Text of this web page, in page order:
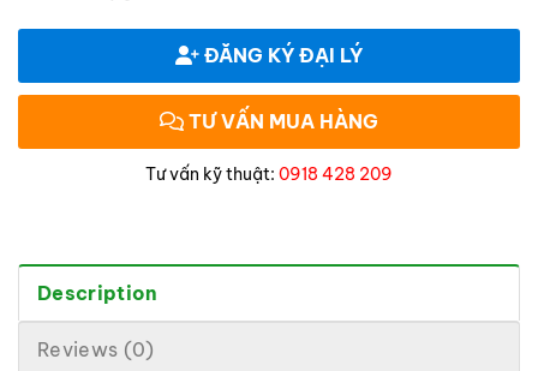
ĐĂNG KÝ ĐẠI LÝ
TƯ VẤN MUA HÀNG
Tư vấn kỹ thuật: 0918 428 209
Description
Reviews (0)